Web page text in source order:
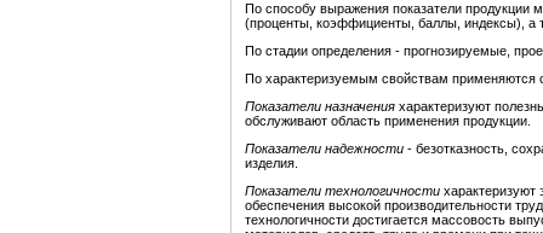
По способу выражения показатели продукции
(проценты, коэффициенты, баллы, индексы), а
По стадии определения - прогнозируемые,
По характеризуемым свойствам применяются
Показатели назначения характеризуют
обслуживают область применения продукции.
Показатели надежности - безотказность,
изделия.
Показатели технологичности характеризуют
обеспечения высокой производительности
технологичности достигается массовость